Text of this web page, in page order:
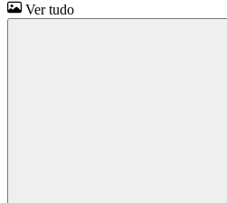
Ver tudo